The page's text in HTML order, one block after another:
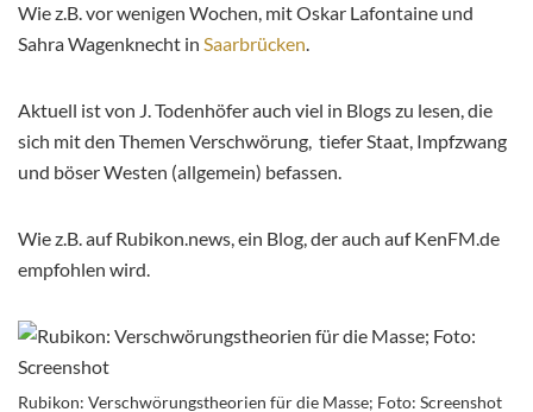
Wie z.B. vor wenigen Wochen, mit Oskar Lafontaine und
Sahra Wagenknecht in Saarbrücken.
Aktuell ist von J. Todenhöfer auch viel in Blogs zu lesen, die
sich mit den Themen Verschwörung, tiefer Staat, Impfzwang
und böser Westen (allgemein) befassen.
Wie z.B. auf Rubikon.news, ein Blog, der auch auf KenFM.de
empfohlen wird.
Rubikon: Verschwörungstheorien für die Masse; Foto: Screenshot